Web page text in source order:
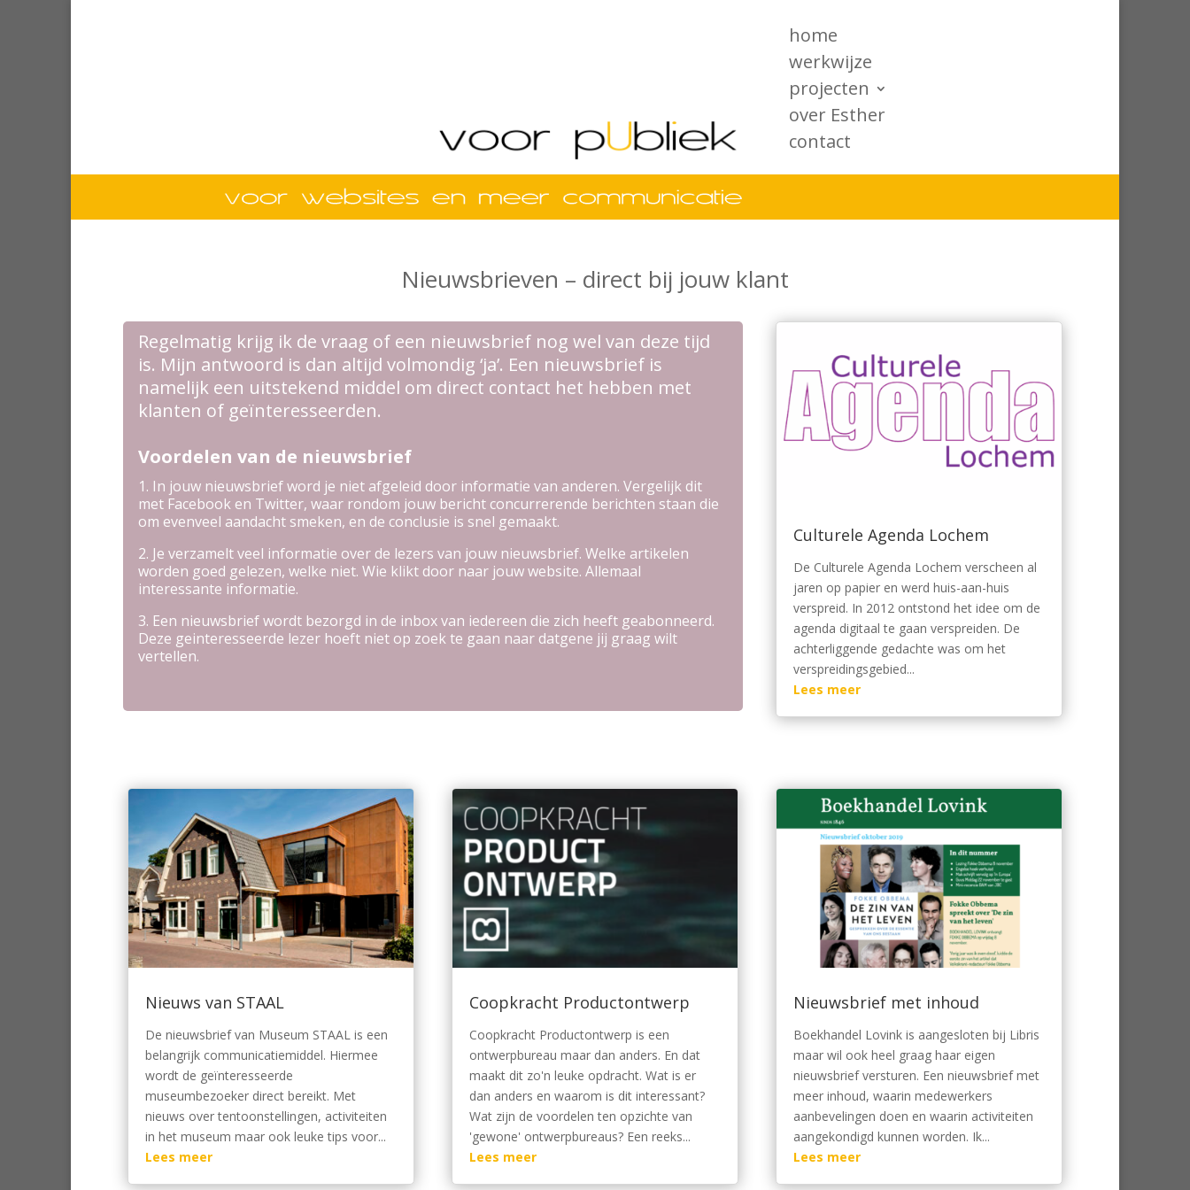
home
werkwijze
projecten
over Esther
contact
Nieuwsbrieven – direct bij jouw klant
Regelmatig krijg ik de vraag of een nieuwsbrief nog wel van deze tijd
is. Mijn antwoord is dan altijd volmondig ‘ja’. Een nieuwsbrief is
namelijk een uitstekend middel om direct contact het hebben met
klanten of geïnteresseerden.
Voordelen van de nieuwsbrief
1. In jouw nieuwsbrief word je niet afgeleid door informatie van anderen. Vergelijk dit
met Facebook en Twitter, waar rondom jouw bericht concurrerende berichten staan die
om evenveel aandacht smeken, en de conclusie is snel gemaakt.
2. Je verzamelt veel informatie over de lezers van jouw nieuwsbrief. Welke artikelen
worden goed gelezen, welke niet. Wie klikt door naar jouw website. Allemaal
interessante informatie.
3. Een nieuwsbrief wordt bezorgd in de inbox van iedereen die zich heeft geabonneerd.
Deze geinteresseerde lezer hoeft niet op zoek te gaan naar datgene jij graag wilt
vertellen.
Culturele Agenda Lochem
De Culturele Agenda Lochem verscheen al
jaren op papier en werd huis-aan-huis
verspreid. In 2012 ontstond het idee om de
agenda digitaal te gaan verspreiden. De
achterliggende gedachte was om het
verspreidingsgebied...
Lees meer
Nieuws van STAAL
De nieuwsbrief van Museum STAAL is een
belangrijk communicatiemiddel. Hiermee
wordt de geïnteresseerde
museumbezoeker direct bereikt. Met
nieuws over tentoonstellingen, activiteiten
in het museum maar ook leuke tips voor...
Lees meer
Coopkracht Productontwerp
Coopkracht Productontwerp is een
ontwerpbureau maar dan anders. En dat
maakt dit zo'n leuke opdracht. Wat is er
dan anders en waarom is dit interessant?
Wat zijn de voordelen ten opzichte van
'gewone' ontwerpbureaus? Een reeks...
Lees meer
Nieuwsbrief met inhoud
Boekhandel Lovink is aangesloten bij Libris
maar wil ook heel graag haar eigen
nieuwsbrief versturen. Een nieuwsbrief met
meer inhoud, waarin medewerkers
aanbevelingen doen en waarin activiteiten
aangekondigd kunnen worden. Ik...
Lees meer